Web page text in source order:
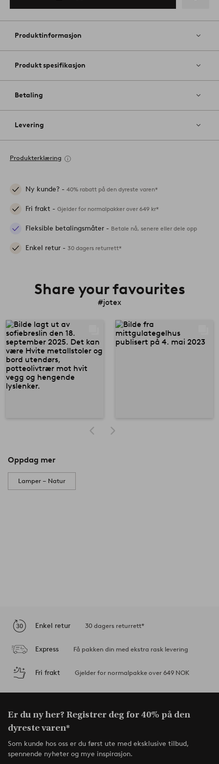
til
Produktinformasjon
Produkt spesifikasjon
Betaling
Levering
Produkterklæring
Ny kunde? - 40% rabatt på den dyreste varen*
Fri frakt - Gjelder for normalpakker over 649 kr*
Fleksible betalingsmåter - Betale nå, senere eller dele opp
Enkel retur - 30 dagers returrett*
Share your favourites
#jotex
Oppdag mer
Lamper – Natur
Enkel retur 30 dagers returrett*
Express Få pakken din med ekstra rask levering
Fri frakt Gjelder for normalpakke over 649 NOK
Er du ny her? Registrer deg for 40% på den
dyreste varen*
Som kunde hos oss er du først ute med eksklusive tilbud,
spennende nyheter og mye inspirasjon.